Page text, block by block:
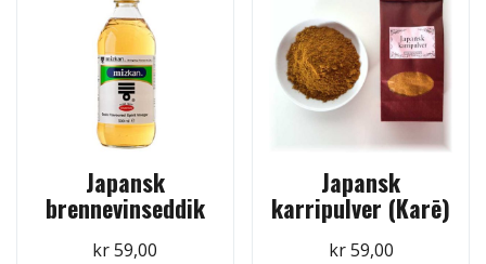
Japansk
brennevinseddik
kr59,00
Japansk
karripulver (Karē)
kr59,00